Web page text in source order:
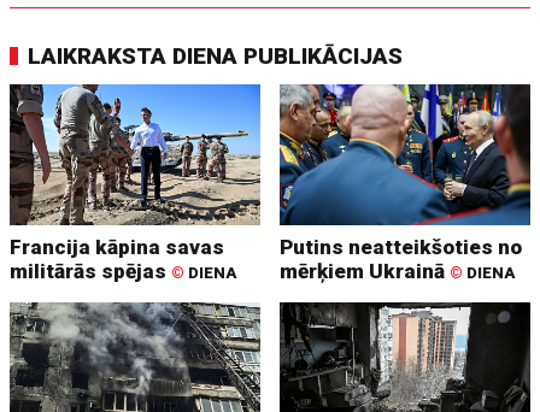
LAIKRAKSTA DIENA PUBLIKĀCIJAS
Francija kāpina savas
militārās spējas © DIENA
Putins neatteikšoties no
mērķiem Ukrainā © DIENA